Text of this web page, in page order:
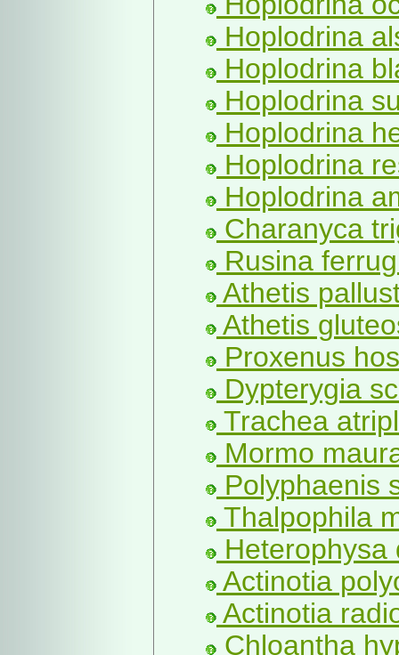
Hoplodrina
Hoplodrina
Hoplodrina
Hoplodrina
Hoplodrina
Hoplodrina
Charanyca
Rusina
Athetis
Athetis
Proxenus
Dypterygia
Trachea
Mormo
Polyphaenis
Thalpophila
Heterophysa
Actinotia
Actinotia
Chloantha